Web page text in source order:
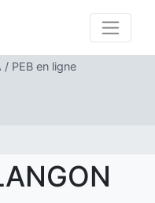
/ PEB en ligne